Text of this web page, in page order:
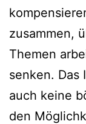
zusammen,
Themen
senken. Das
auch keine
den